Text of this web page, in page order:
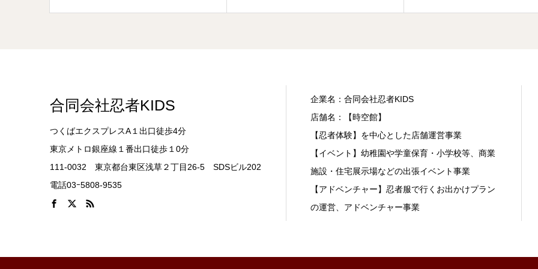
合同会社忍者KIDS
つくばエクスプレスA１出口徒歩4分
東京メトロ銀座線１番出口徒歩１0分
111-0032 東京都台東区浅草２丁目26-5 SDSビル202
電話03ｰ5808-9535
企業名：合同会社忍者KIDS
店舗名：【時空館】
【忍者体験】を中心とした店舗運営事業
【イベント】幼稚園や学童保育・小学校等、商業
施設・住宅展示場などの出張イベント事業
【アドベンチャー】忍者服で行くお出かけプラン
の運営、アドベンチャー事業